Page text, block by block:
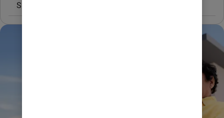
Surfa utan surfpaket